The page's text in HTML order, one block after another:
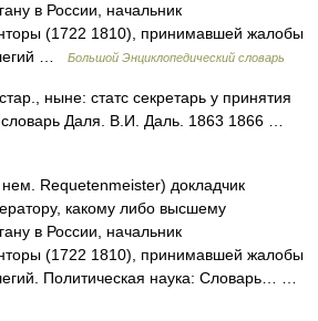
в России, начальник
(1722 1810), принимавшей жалобы
…
Большой Энциклопедический словарь
ныне: статс секретарь у принятия
Даля. В.И. Даль. 1863 1866 …
Requetenmeister) докладчик
какому либо высшему
в России, начальник
(1722 1810), принимавшей жалобы
Политическая наука: Словарь… …